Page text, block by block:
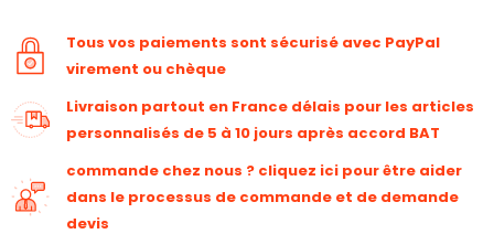
Tous vos paiements sont sécurisé avec PayPal
virement ou chèque
Livraison partout en France délais pour les articles
personnalisés de 5 à 10 jours après accord BAT
commande chez nous ? cliquez ici pour être aider
dans le processus de commande et de demande
devis